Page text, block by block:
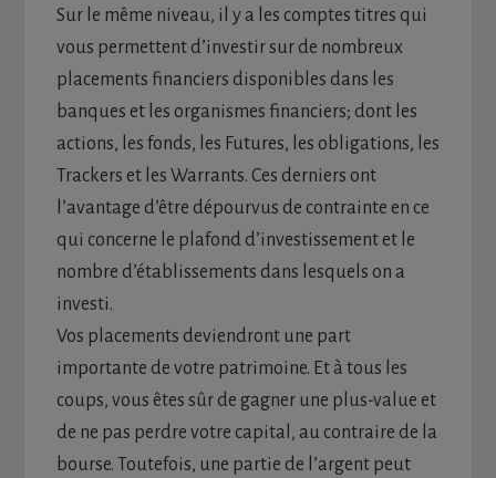
Sur le même niveau, il y a les comptes titres qui
vous permettent d’investir sur de nombreux
placements financiers disponibles dans les
banques et les organismes financiers; dont les
actions, les fonds, les Futures, les obligations, les
Trackers et les Warrants. Ces derniers ont
l’avantage d’être dépourvus de contrainte en ce
qui concerne le plafond d’investissement et le
nombre d’établissements dans lesquels on a
investi.
Vos placements deviendront une part
importante de votre patrimoine. Et à tous les
coups, vous êtes sûr de gagner une plus-value et
de ne pas perdre votre capital, au contraire de la
bourse. Toutefois, une partie de l’argent peut